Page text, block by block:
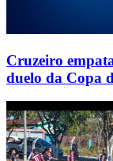
Cruzeiro
duelo da Copa